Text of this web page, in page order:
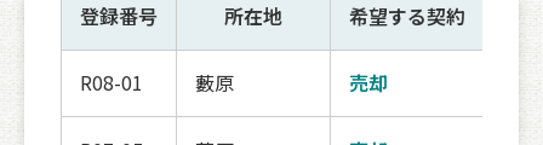
登録番号 所在地 希望する契約
R08-01 藪原 売却